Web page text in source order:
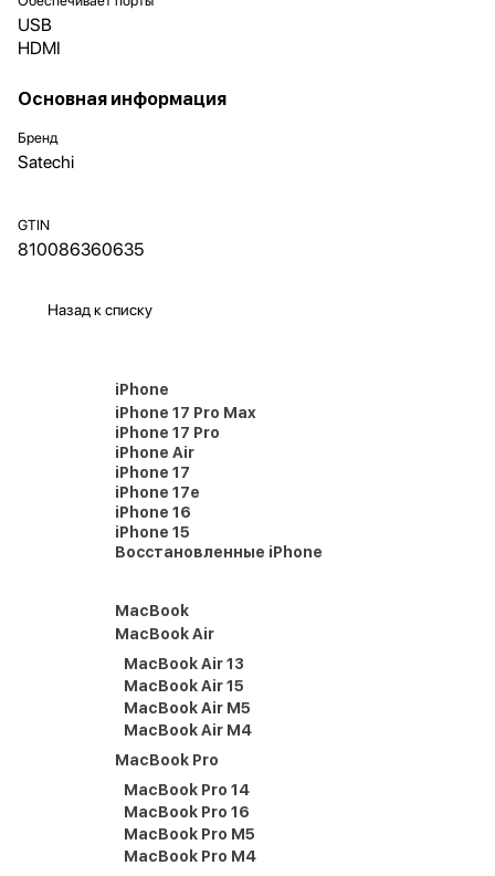
USB
HDMI
Основная информация
Бренд
Satechi
GTIN
810086360635
Назад к списку
iPhone
iPhone 17 Pro Max
iPhone 17 Pro
iPhone Air
iPhone 17
iPhone 17e
iPhone 16
iPhone 15
Восстановленные iPhone
MacBook
MacBook Air
MacBook Air 13
MacBook Air 15
MacBook Air M5
MacBook Air M4
MacBook Pro
MacBook Pro 14
MacBook Pro 16
MacBook Pro M5
MacBook Pro M4